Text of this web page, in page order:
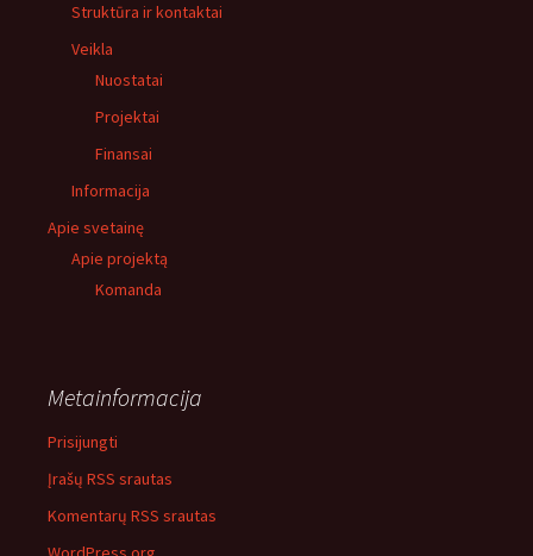
Struktūra ir kontaktai
Veikla
Nuostatai
Projektai
Finansai
Informacija
Apie svetainę
Apie projektą
Komanda
Metainformacija
Prisijungti
Įrašų RSS srautas
Komentarų RSS srautas